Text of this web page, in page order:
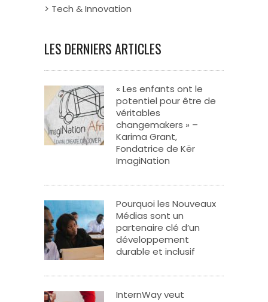
> Tech & Innovation
LES DERNIERS ARTICLES
« Les enfants ont le
potentiel pour être de
véritables
changemakers » –
Karima Grant,
Fondatrice de Kër
ImagiNation
Pourquoi les Nouveaux
Médias sont un
partenaire clé d’un
développement
durable et inclusif
InternWay veut